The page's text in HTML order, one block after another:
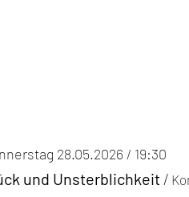
28.05.2026 / 19:30
und Unsterblichkeit /